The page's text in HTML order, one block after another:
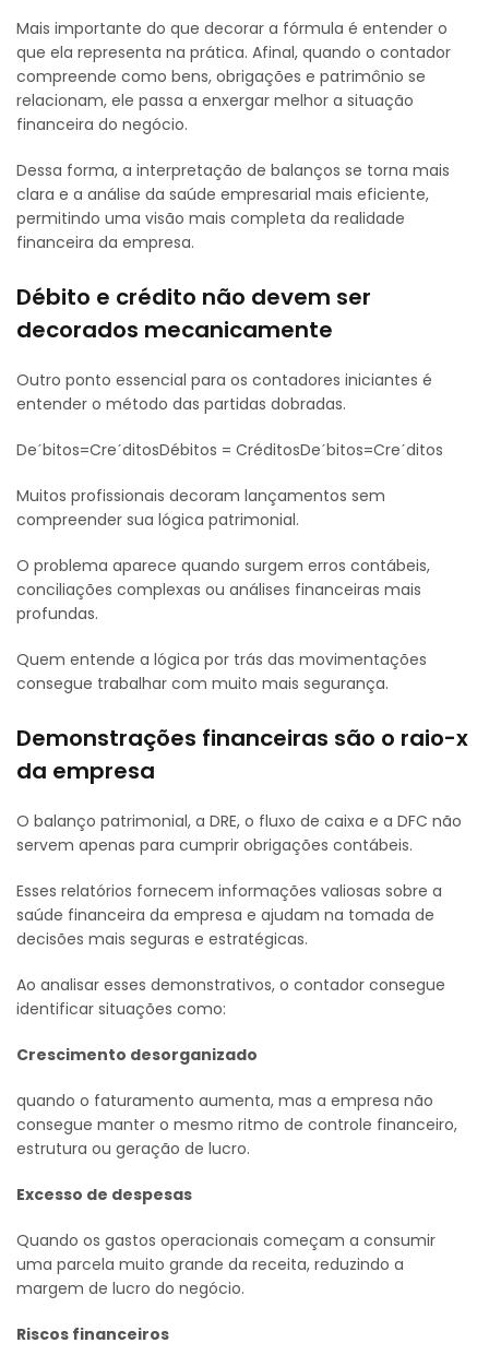
Mais importante do que decorar a fórmula é entender o
que ela representa na prática. Afinal, quando o contador
compreende como bens, obrigações e patrimônio se
relacionam, ele passa a enxergar melhor a situação
financeira do negócio.
Dessa forma, a interpretação de balanços se torna mais
clara e a análise da saúde empresarial mais eficiente,
permitindo uma visão mais completa da realidade
financeira da empresa.
Débito e crédito não devem ser
decorados mecanicamente
Outro ponto essencial para os contadores iniciantes é
entender o método das partidas dobradas.
Deˊbitos=CreˊditosDébitos = CréditosDeˊbitos=Creˊditos
Muitos profissionais decoram lançamentos sem
compreender sua lógica patrimonial.
O problema aparece quando surgem erros contábeis,
conciliações complexas ou análises financeiras mais
profundas.
Quem entende a lógica por trás das movimentações
consegue trabalhar com muito mais segurança.
Demonstrações financeiras são o raio-x
da empresa
O balanço patrimonial, a DRE, o fluxo de caixa e a DFC não
servem apenas para cumprir obrigações contábeis.
Esses relatórios fornecem informações valiosas sobre a
saúde financeira da empresa e ajudam na tomada de
decisões mais seguras e estratégicas.
Ao analisar esses demonstrativos, o contador consegue
identificar situações como:
Crescimento desorganizado
quando o faturamento aumenta, mas a empresa não
consegue manter o mesmo ritmo de controle financeiro,
estrutura ou geração de lucro.
Excesso de despesas
Quando os gastos operacionais começam a consumir
uma parcela muito grande da receita, reduzindo a
margem de lucro do negócio.
Riscos financeiros